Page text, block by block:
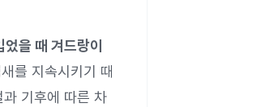
을 때 겨드랑이
를 지속시키기 때
기후에 따른 차